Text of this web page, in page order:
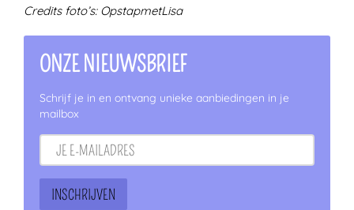
Credits foto’s: OpstapmetLisa
ONZE NIEUWSBRIEF
Schrijf je in en ontvang unieke aanbiedingen in je
mailbox